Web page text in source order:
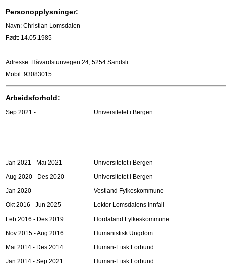
Personopplysninger:
Navn: Christian Lomsdalen
Født: 14.05.1985
Adresse: Håvardstunvegen 24, 5254 Sandsli
Mobil: 93083015
Arbeidsforhold:
Sep 2021 - Universitetet i Bergen
Jan 2021 - Mai 2021
Universitetet i Bergen
Aug 2020 - Des 2020
Universitetet i Bergen
Jan 2020 -
Vestland Fylkeskommune
Okt 2016 - Jun 2025
Lektor Lomsdalens innfall
Feb 2016 - Des 2019
Hordaland Fylkeskommune
Nov 2015 - Aug 2016
Humanistisk Ungdom
Mai 2014 - Des 2014
Human-Etisk Forbund
Jan 2014 - Sep 2021
Human-Etisk Forbund